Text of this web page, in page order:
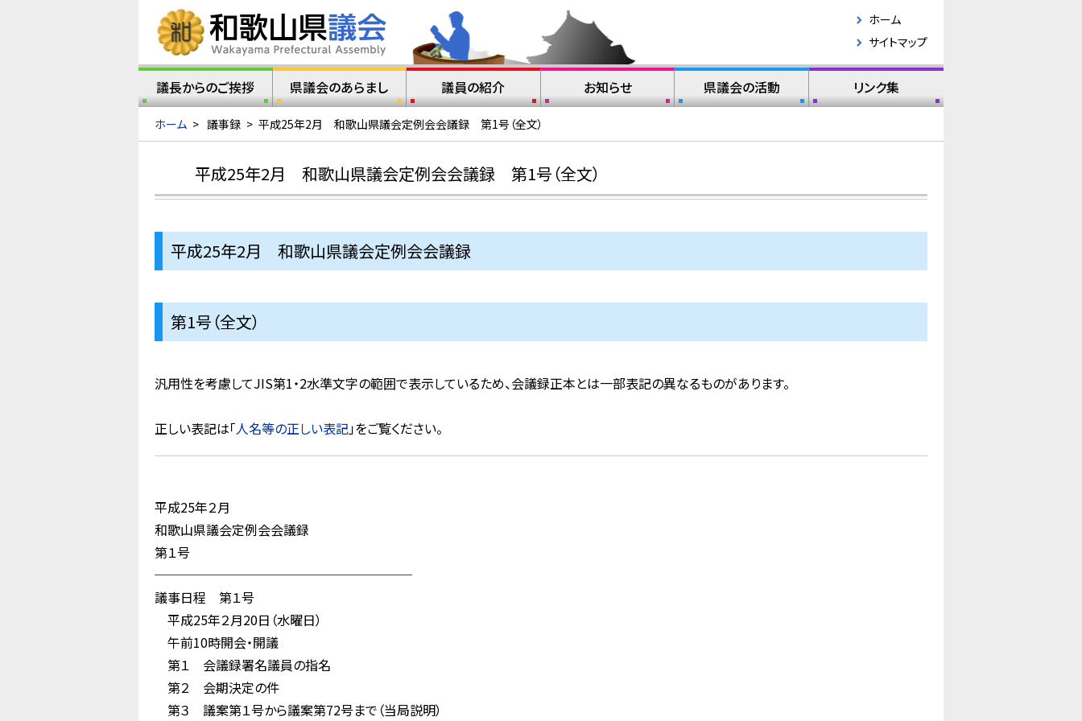
ホーム
サイトマップ
議長からのご挨拶 県議会のあらまし 議員の紹介 お知らせ 県議会の活動 リンク集
ホーム > 議事録 > 平成25年2月 和歌山県議会定例会会議録 第1号（全文）
平成25年2月 和歌山県議会定例会会議録 第1号（全文）
平成25年2月 和歌山県議会定例会会議録
第1号（全文）
汎用性を考慮してJIS第1・2水準文字の範囲で表示しているため、会議録正本とは一部表記の異なるものがあります。
正しい表記は「人名等の正しい表記」をご覧ください。
平成25年２月
和歌山県議会定例会会議録
第１号
────────────────────
議事日程 第１号
平成25年２月20日（水曜日）
午前10時開会・開議
第１ 会議録署名議員の指名
第２ 会期決定の件
第３ 議案第１号から議案第72号まで（当局説明）